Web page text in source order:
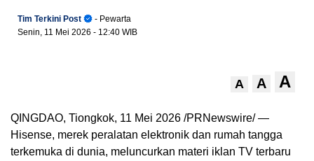
Tim Terkini Post
- Pewarta
Senin, 11 Mei 2026 - 12:40 WIB
A A A
QINGDAO, Tiongkok, 11 Mei 2026 /PRNewswire/ —
Hisense, merek peralatan elektronik dan rumah tangga
terkemuka di dunia, meluncurkan materi iklan TV terbaru